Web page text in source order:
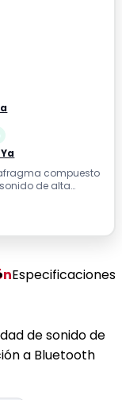
compuesto
de alta
Actualización a
Especificaciones
de sonido de
a Bluetooth